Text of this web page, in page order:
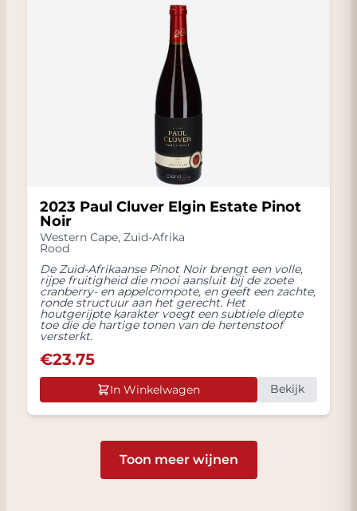
2023 Paul Cluver Elgin Estate Pinot
Noir
Western Cape, Zuid-Afrika
Rood
De Zuid-Afrikaanse Pinot Noir brengt een volle,
rijpe fruitigheid die mooi aansluit bij de zoete
cranberry- en appelcompote, en geeft een zachte,
ronde structuur aan het gerecht. Het
houtgerijpte karakter voegt een subtiele diepte
toe die de hartige tonen van de hertenstoof
versterkt.
€23.75
In Winkelwagen Bekijk
Toon meer wijnen